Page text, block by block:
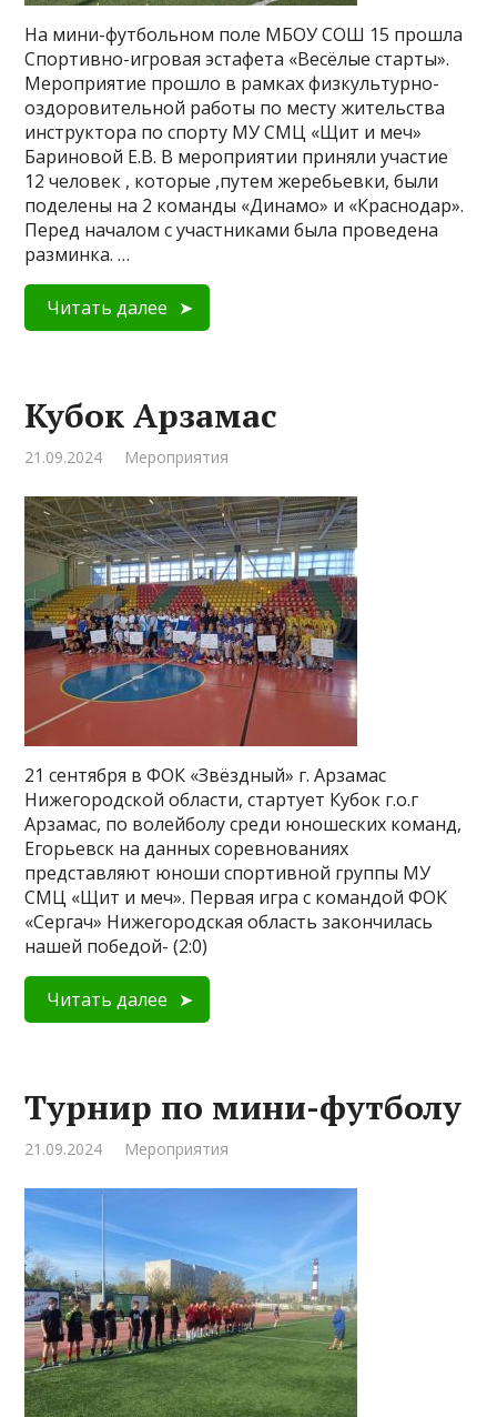
На мини-футбольном поле МБОУ СОШ 15 прошла
Спортивно-игровая эстафета «Весёлые старты».
Мероприятие прошло в рамках физкультурно-
оздоровительной работы по месту жительства
инструктора по спорту МУ СМЦ «Щит и меч»
Бариновой Е.В. В мероприятии приняли участие
12 человек , которые ,путем жеребьевки, были
поделены на 2 команды «Динамо» и «Краснодар».
Перед началом с участниками была проведена
разминка. …
Читать далее
Кубок Арзамас
21.09.2024 Мероприятия
21 сентября в ФОК «Звёздный» г. Арзамас
Нижегородской области, стартует Кубок г.о.г
Арзамас, по волейболу среди юношеских команд,
Егорьевск на данных соревнованиях
представляют юноши спортивной группы МУ
СМЦ «Щит и меч». Первая игра с командой ФОК
«Сергач» Нижегородская область закончилась
нашей победой- (2:0)
Читать далее
Турнир по мини-футболу
21.09.2024 Мероприятия